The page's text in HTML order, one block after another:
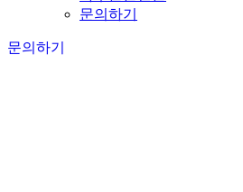
문의하기
문의하기